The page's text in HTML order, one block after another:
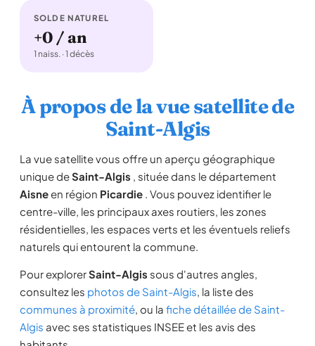
SOLDE NATUREL
+0 / an
1 naiss. · 1 décès
À propos de la vue satellite de
Saint-Algis
La vue satellite vous offre un aperçu géographique
unique deSaint-Algis , située dans le département
Aisneen région Picardie . Vous pouvez identifier le
centre-ville, les principaux axes routiers, les zones
résidentielles, les espaces verts et les éventuels reliefs
naturels qui entourent la commune.
Pour explorerSaint-Algis sous d'autres angles,
consultez les photos de Saint-Algis, la liste des
communes à proximité, ou la fiche détaillée de Saint-
Algis avec ses statistiques INSEE et les avis des